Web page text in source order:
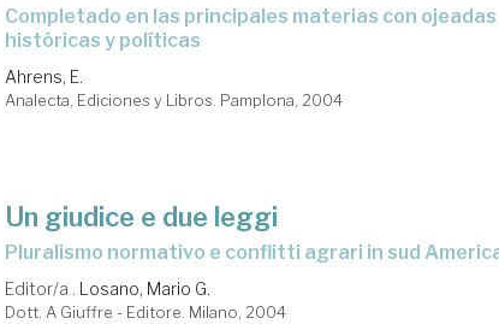
completado en las principales materias con ojeadas
históricas y políticas
Ahrens, E.
Analecta, Ediciones y Libros. Pamplona, 2004
Un giudice e due leggi
pluralismo normativo e conflitti agrari in sud
Editor/a . Losano, Mario G.
Dott. A Giuffre - Editore. Milano, 2004